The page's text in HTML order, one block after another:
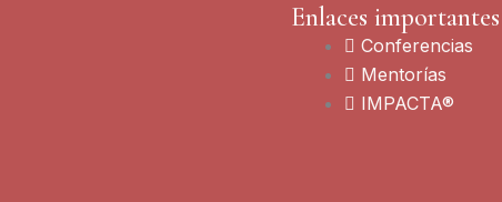
Enlaces importantes
Conferencias
Mentorías
IMPACTA®